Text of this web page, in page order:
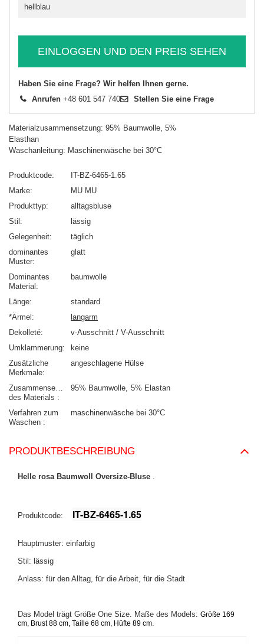
hellblau
EINLOGGEN UND DEN PREIS SEHEN
Haben Sie eine Frage? Wir helfen Ihnen gerne.
Anrufen +48 601 547 740 Stellen Sie eine Frage
Materialzusammensetzung: 95% Baumwolle, 5%
Elasthan
Waschanleitung: Maschinenwäsche bei 30°C
Produktcode
IT-BZ-6465-1.65
Marke
MU MU
Produkttyp
alltagsbluse
Stil
lässig
Gelegenheit
täglich
dominantes
Muster
glatt
Dominantes
Material
baumwolle
Länge
standard
*Ärmel
langarm
Dekolleté
v-Ausschnitt / V-Ausschnitt
Umklammerung
keine
Zusätzliche
Merkmale
angeschlagene Hülse
Zusammensetzung
des Materials
95% Baumwolle 5% Elastan
Verfahren zum
Waschen
maschinenwäsche bei 30°C
PRODUKTBESCHREIBUNG
Helle rosa Baumwoll Oversize-Bluse .
Produktcode: IT-BZ-6465-1.65
Hauptmuster: einfarbig
Stil: lässig
Anlass: für den Alltag, für die Arbeit, für die Stadt
Das Model trägt Größe One Size. Maße des Models: Größe 169
cm, Brust 88 cm, Taille 68 cm, Hüfte 89 cm.